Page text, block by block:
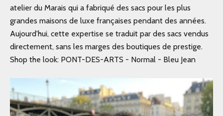
atelier du Marais qui a fabriqué des sacs pour les plus
grandes maisons de luxe françaises pendant des années.
Aujourd'hui, cette expertise se traduit par des sacs vendus
directement, sans les marges des boutiques de prestige.
Shop the look: PONT-DES-ARTS - Normal - Bleu Jean